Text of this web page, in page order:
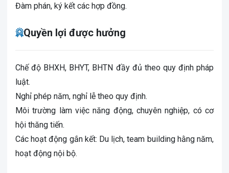
Đàm phán, ký kết các hợp đồng.
Quyền lợi được hưởng
Chế độ BHXH, BHYT, BHTN đầy đủ theo quy định pháp
luật.
Nghỉ phép năm, nghỉ lễ theo quy định.
Môi trường làm việc năng động, chuyên nghiệp, có cơ
hội thăng tiến.
Các hoạt động gắn kết: Du lịch, team building hằng năm,
hoạt động nội bộ.